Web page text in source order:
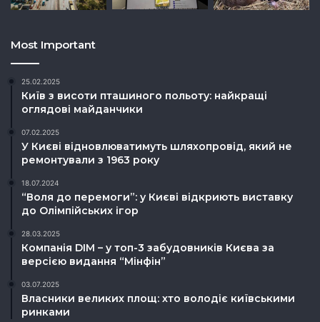
Most Important
25.02.2025
Київ з висоти пташиного польоту: найкращі
оглядові майданчики
07.02.2025
У Києві відновлюватимуть шляхопровід, який не
ремонтували з 1963 року
18.07.2024
“Воля до перемоги”: у Києві відкриють виставку
до Олімпійських ігор
28.03.2025
Компанія DIM – у топ-3 забудовників Києва за
версією видання “Мінфін”
03.07.2025
Власники великих площ: хто володіє київськими
ринками